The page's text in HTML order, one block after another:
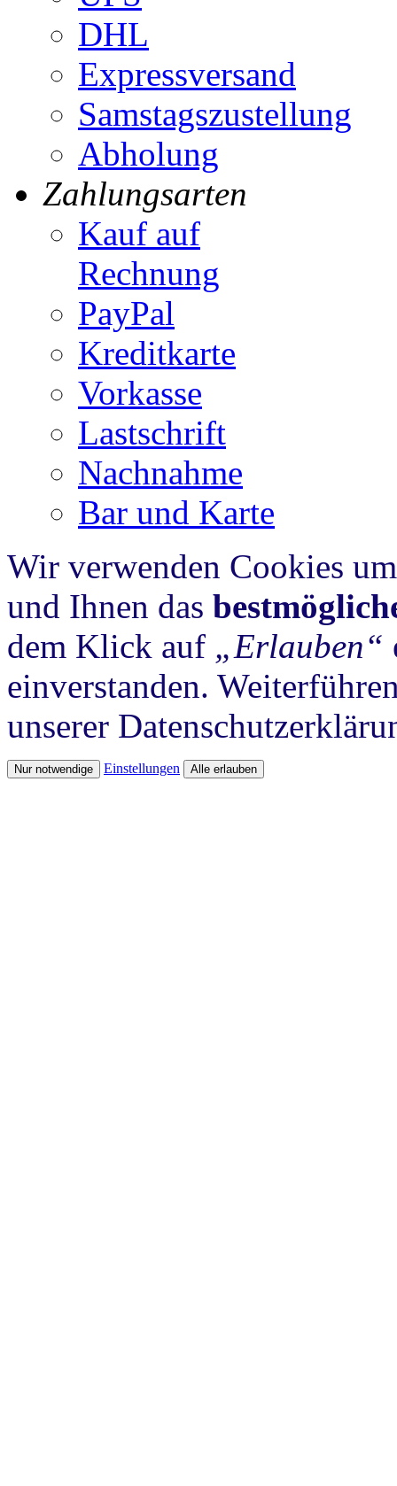
DHL
Expressversand
Samstagszustellung
Abholung
Zahlungsarten
Kauf auf
Rechnung
PayPal
Kreditkarte
Vorkasse
Lastschrift
Nachnahme
Bar und Karte
Wir verwenden Cookies
und Ihnen das
dem Klick auf „Erlauben“
einverstanden.
unserer
Nur notwendige Einstellungen Alle erlauben